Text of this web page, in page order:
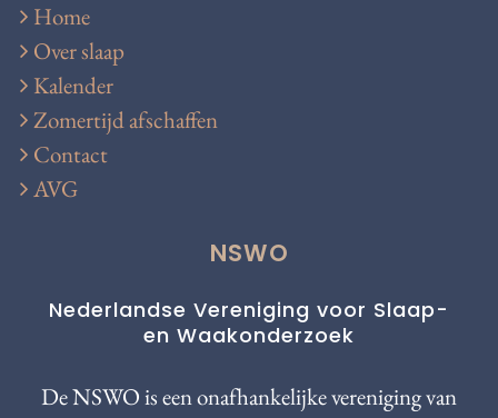
Home
Over slaap
Kalender
Zomertijd afschaffen
Contact
AVG
NSWO
Nederlandse Vereniging voor Slaap-
en Waakonderzoek
De NSWO is een onafhankelijke vereniging van